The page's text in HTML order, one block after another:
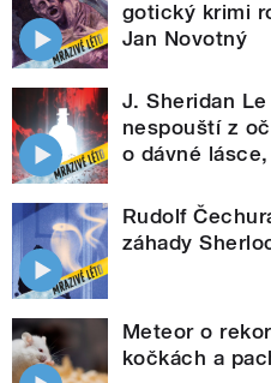
gotický krimi
Jan Novotný
J. Sheridan
nespouští z
o dávné
Rudolf
záhady
Meteor o
kočkách a